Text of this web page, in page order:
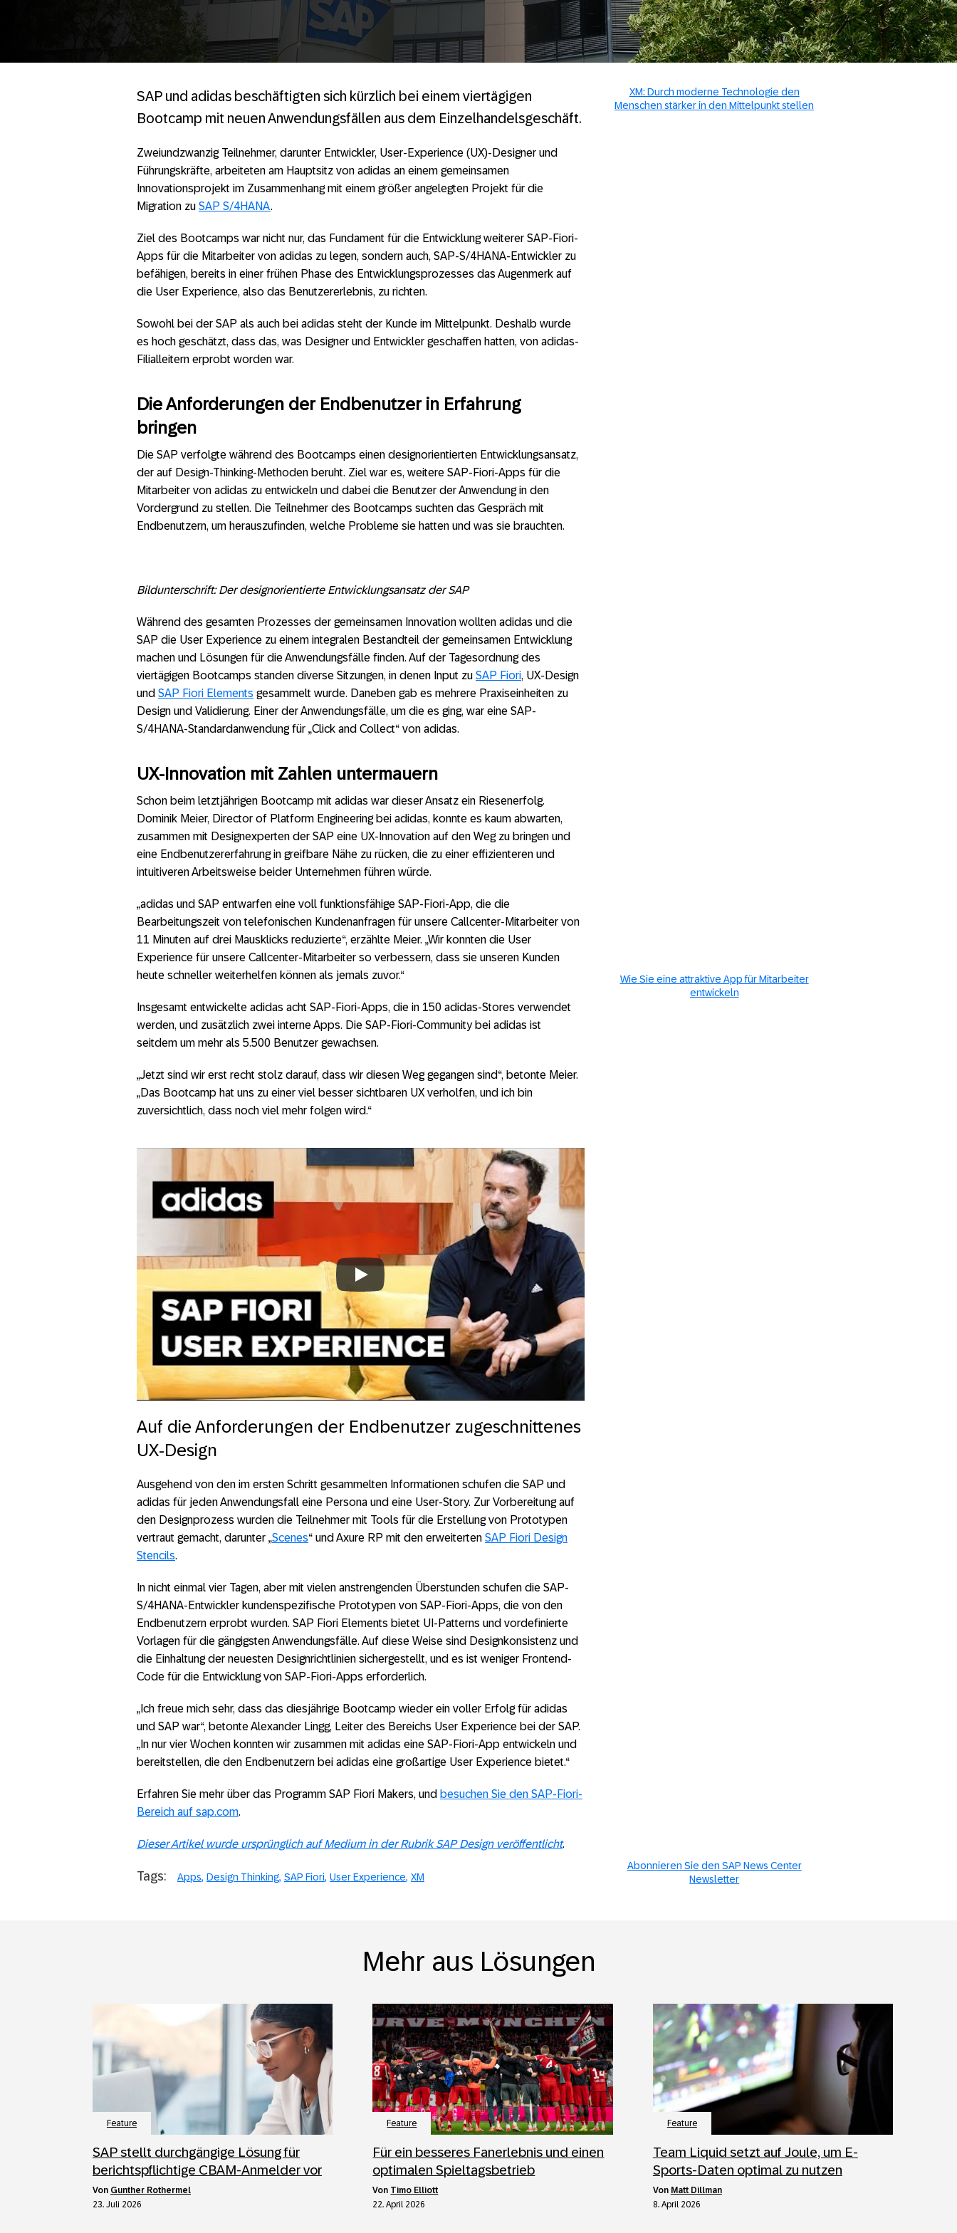
SAP und adidas beschäftigten sich kürzlich bei einem viertägigen
Bootcamp mit neuen Anwendungsfällen aus dem Einzelhandelsgeschäft.
Zweiundzwanzig Teilnehmer, darunter Entwickler, User-Experience (UX)-Designer und
Führungskräfte, arbeiteten am Hauptsitz von adidas an einem gemeinsamen
Innovationsprojekt im Zusammenhang mit einem größer angelegten Projekt für die
Migration zu SAP S/4HANA.
Ziel des Bootcamps war nicht nur, das Fundament für die Entwicklung weiterer SAP-Fiori-
Apps für die Mitarbeiter von adidas zu legen, sondern auch, SAP-S/4HANA-Entwickler zu
befähigen, bereits in einer frühen Phase des Entwicklungsprozesses das Augenmerk auf
die User Experience, also das Benutzererlebnis, zu richten.
Sowohl bei der SAP als auch bei adidas steht der Kunde im Mittelpunkt. Deshalb wurde
es hoch geschätzt, dass das, was Designer und Entwickler geschaffen hatten, von adidas-
Filialleitern erprobt worden war.
Die Anforderungen der Endbenutzer in Erfahrung
bringen
Die SAP verfolgte während des Bootcamps einen designorientierten Entwicklungsansatz,
der auf Design-Thinking-Methoden beruht. Ziel war es, weitere SAP-Fiori-Apps für die
Mitarbeiter von adidas zu entwickeln und dabei die Benutzer der Anwendung in den
Vordergrund zu stellen. Die Teilnehmer des Bootcamps suchten das Gespräch mit
Endbenutzern, um herauszufinden, welche Probleme sie hatten und was sie brauchten.
Bildunterschrift: Der designorientierte Entwicklungsansatz der SAP
Während des gesamten Prozesses der gemeinsamen Innovation wollten adidas und die
SAP die User Experience zu einem integralen Bestandteil der gemeinsamen Entwicklung
machen und Lösungen für die Anwendungsfälle finden. Auf der Tagesordnung des
viertägigen Bootcamps standen diverse Sitzungen, in denen Input zu SAP Fiori, UX-Design
und SAP Fiori Elements gesammelt wurde. Daneben gab es mehrere Praxiseinheiten zu
Design und Validierung. Einer der Anwendungsfälle, um die es ging, war eine SAP-
S/4HANA-Standardanwendung für „Click and Collect“ von adidas.
UX-Innovation mit Zahlen untermauern
Schon beim letztjährigen Bootcamp mit adidas war dieser Ansatz ein Riesenerfolg.
Dominik Meier, Director of Platform Engineering bei adidas, konnte es kaum abwarten,
zusammen mit Designexperten der SAP eine UX-Innovation auf den Weg zu bringen und
eine Endbenutzererfahrung in greifbare Nähe zu rücken, die zu einer effizienteren und
intuitiveren Arbeitsweise beider Unternehmen führen würde.
„adidas und SAP entwarfen eine voll funktionsfähige SAP-Fiori-App, die die
Bearbeitungszeit von telefonischen Kundenanfragen für unsere Callcenter-Mitarbeiter von
11 Minuten auf drei Mausklicks reduzierte“, erzählte Meier. „Wir konnten die User
Experience für unsere Callcenter-Mitarbeiter so verbessern, dass sie unseren Kunden
heute schneller weiterhelfen können als jemals zuvor.“
Insgesamt entwickelte adidas acht SAP-Fiori-Apps, die in 150 adidas-Stores verwendet
werden, und zusätzlich zwei interne Apps. Die SAP-Fiori-Community bei adidas ist
seitdem um mehr als 5.500 Benutzer gewachsen.
„Jetzt sind wir erst recht stolz darauf, dass wir diesen Weg gegangen sind“, betonte Meier.
„Das Bootcamp hat uns zu einer viel besser sichtbaren UX verholfen, und ich bin
zuversichtlich, dass noch viel mehr folgen wird.“
adidas and SAP Fiori – A Story of User Experience
Transformation
Always allow YouTube
Auf die Anforderungen der Endbenutzer zugeschnittenes
UX-Design
Ausgehend von den im ersten Schritt gesammelten Informationen schufen die SAP und
adidas für jeden Anwendungsfall eine Persona und eine User-Story. Zur Vorbereitung auf
den Designprozess wurden die Teilnehmer mit Tools für die Erstellung von Prototypen
vertraut gemacht, darunter „Scenes“ und Axure RP mit den erweiterten SAP Fiori Design
Stencils.
In nicht einmal vier Tagen, aber mit vielen anstrengenden Überstunden schufen die SAP-
S/4HANA-Entwickler kundenspezifische Prototypen von SAP-Fiori-Apps, die von den
Endbenutzern erprobt wurden. SAP Fiori Elements bietet UI-Patterns und vordefinierte
Vorlagen für die gängigsten Anwendungsfälle. Auf diese Weise sind Designkonsistenz und
die Einhaltung der neuesten Designrichtlinien sichergestellt, und es ist weniger Frontend-
Code für die Entwicklung von SAP-Fiori-Apps erforderlich.
„Ich freue mich sehr, dass das diesjährige Bootcamp wieder ein voller Erfolg für adidas
und SAP war“, betonte Alexander Lingg, Leiter des Bereichs User Experience bei der SAP.
„In nur vier Wochen konnten wir zusammen mit adidas eine SAP-Fiori-App entwickeln und
bereitstellen, die den Endbenutzern bei adidas eine großartige User Experience bietet.“
Erfahren Sie mehr über das Programm SAP Fiori Makers, und besuchen Sie den SAP-Fiori-
Bereich auf sap.com.
Dieser Artikel wurde ursprünglich auf Medium in der Rubrik SAP Design veröffentlicht.
Tags: Apps Design Thinking SAP Fiori User Experience XM
XM: Durch moderne Technologie den
Menschen stärker in den Mittelpunkt stellen
Wie Sie eine attraktive App für Mitarbeiter
entwickeln
Abonnieren Sie den SAP News Center
Newsletter
Mehr aus Lösungen
Feature
SAP stellt durchgängige Lösung für
berichtspflichtige CBAM-Anmelder vor
von Gunther Rothermel
23. Juli 2026
Feature
Für ein besseres Fanerlebnis und einen
optimalen Spieltagsbetrieb
von Timo Elliott
22. April 2026
Feature
Team Liquid setzt auf Joule, um E-
Sports-Daten optimal zu nutzen
von Matt Dillman
8. April 2026